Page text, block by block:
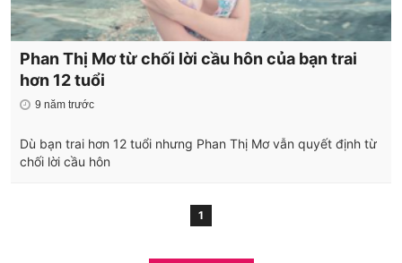
Phan Thị Mơ từ chối lời cầu hôn của bạn trai
hơn 12 tuổi
9 năm trước
Dù bạn trai hơn 12 tuổi nhưng Phan Thị Mơ vẫn quyết định từ
chối lời cầu hôn
1